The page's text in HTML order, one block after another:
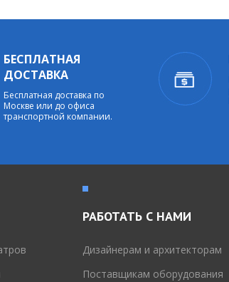
БЕСПЛАТНАЯ
ДОСТАВКА
Бесплатная доставка по
Москве или до офиса
транспортной компании.
РАБОТАТЬ С НАМИ
Дизайнерам и архитекторам
Поставщикам оборудования